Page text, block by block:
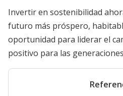
Invertir en sostenibilidad
futuro más próspero,
oportunidad para liderar el
positivo para las